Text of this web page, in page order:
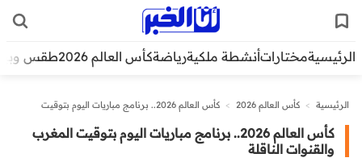
الرئيسيةمختاراتأنشطة ملكيةرياضةكأس العالم 2026 طقس
الرئيسية > كأس العالم 2026 >
كأس العالم 2026.. برنامج مباريات اليوم بتوقيت
كأس العالم 2026.. برنامج مباريات اليوم بتوقيت المغرب
والقنوات الناقلة